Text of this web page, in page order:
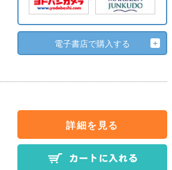
電子書店で購入する
詳細を見る